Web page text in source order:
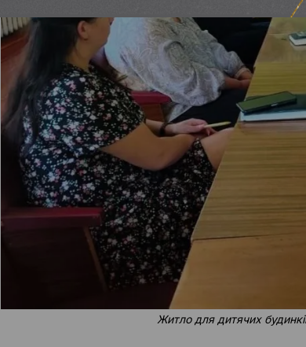
Житло для дитячих